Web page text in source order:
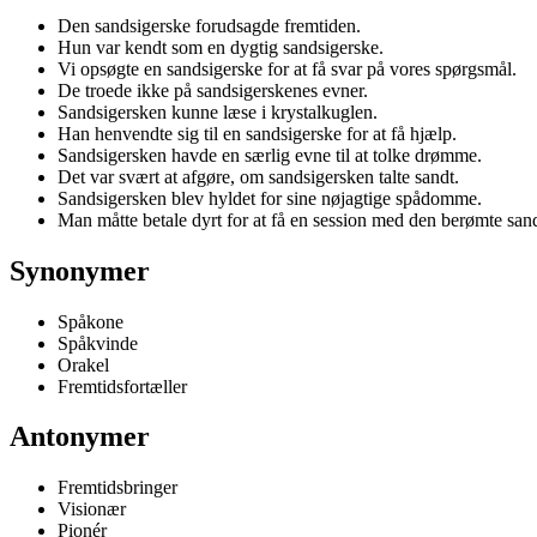
Den sandsigerske forudsagde fremtiden.
Hun var kendt som en dygtig sandsigerske.
Vi opsøgte en sandsigerske for at få svar på vores spørgsmål.
De troede ikke på sandsigerskenes evner.
Sandsigersken kunne læse i krystalkuglen.
Han henvendte sig til en sandsigerske for at få hjælp.
Sandsigersken havde en særlig evne til at tolke drømme.
Det var svært at afgøre, om sandsigersken talte sandt.
Sandsigersken blev hyldet for sine nøjagtige spådomme.
Man måtte betale dyrt for at få en session med den berømte
Synonymer
Spåkone
Spåkvinde
Orakel
Fremtidsfortæller
Antonymer
Fremtidsbringer
Visionær
Pionér